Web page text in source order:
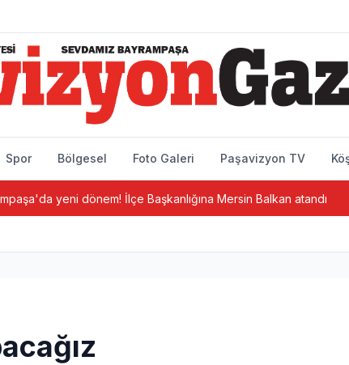
Spor Bölgesel Foto Galeri Paşavizyon TV
dönem! İlçe Başkanlığına Mersin Balkan atandı